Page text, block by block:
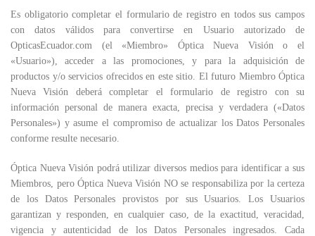
Es obligatorio completar el formulario de registro en todos sus campos
con datos válidos para convertirse en Usuario autorizado de
OpticasEcuador.com (el «Miembro» Óptica Nueva Visión o el
«Usuario»), acceder a las promociones, y para la adquisición de
productos y/o servicios ofrecidos en este sitio. El futuro Miembro Óptica
Nueva Visión deberá completar el formulario de registro con su
información personal de manera exacta, precisa y verdadera («Datos
Personales») y asume el compromiso de actualizar los Datos Personales
conforme resulte necesario.
Óptica Nueva Visión podrá utilizar diversos medios para identificar a sus
Miembros, pero Óptica Nueva Visión NO se responsabiliza por la certeza
de los Datos Personales provistos por sus Usuarios. Los Usuarios
garantizan y responden, en cualquier caso, de la exactitud, veracidad,
vigencia y autenticidad de los Datos Personales ingresados. Cada